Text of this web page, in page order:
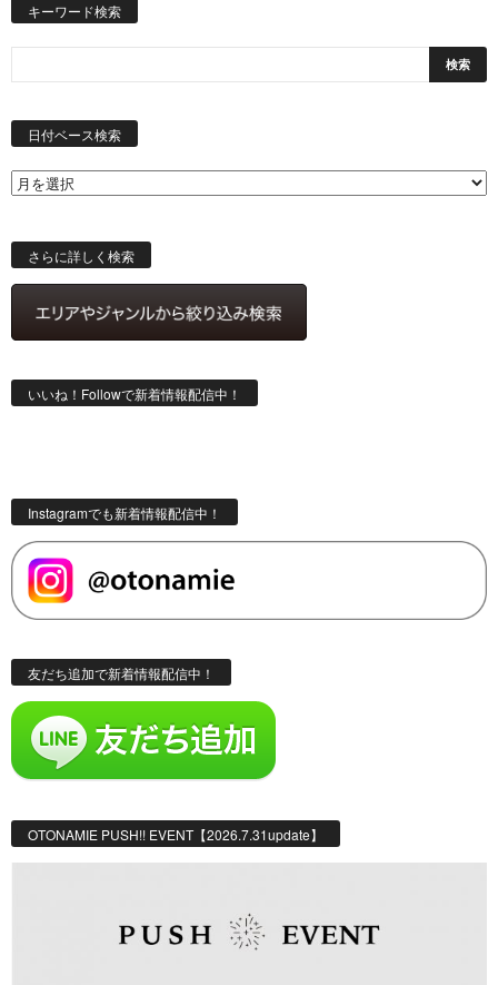
キーワード検索
日付ベース検索
さらに詳しく検索
いいね！Followで新着情報配信中！
Instagramでも新着情報配信中！
友だち追加で新着情報配信中！
OTONAMIE PUSH!! EVENT【2026.7.31update】